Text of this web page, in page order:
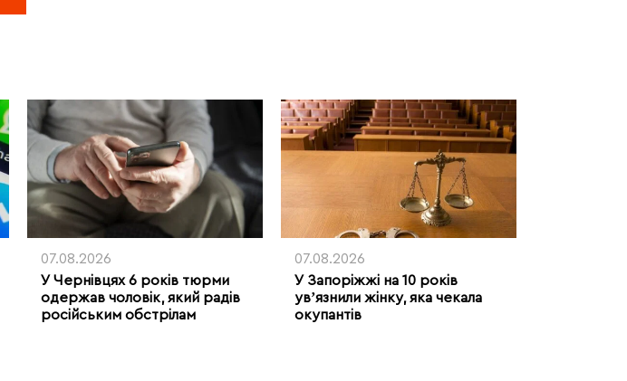
07.08.2026
У Чернівцях 6 років тюрми
одержав чоловік, який радів
російським обстрілам
07.08.2026
У Запоріжжі на 10 років
увʼязнили жінку, яка чекала
окупантів